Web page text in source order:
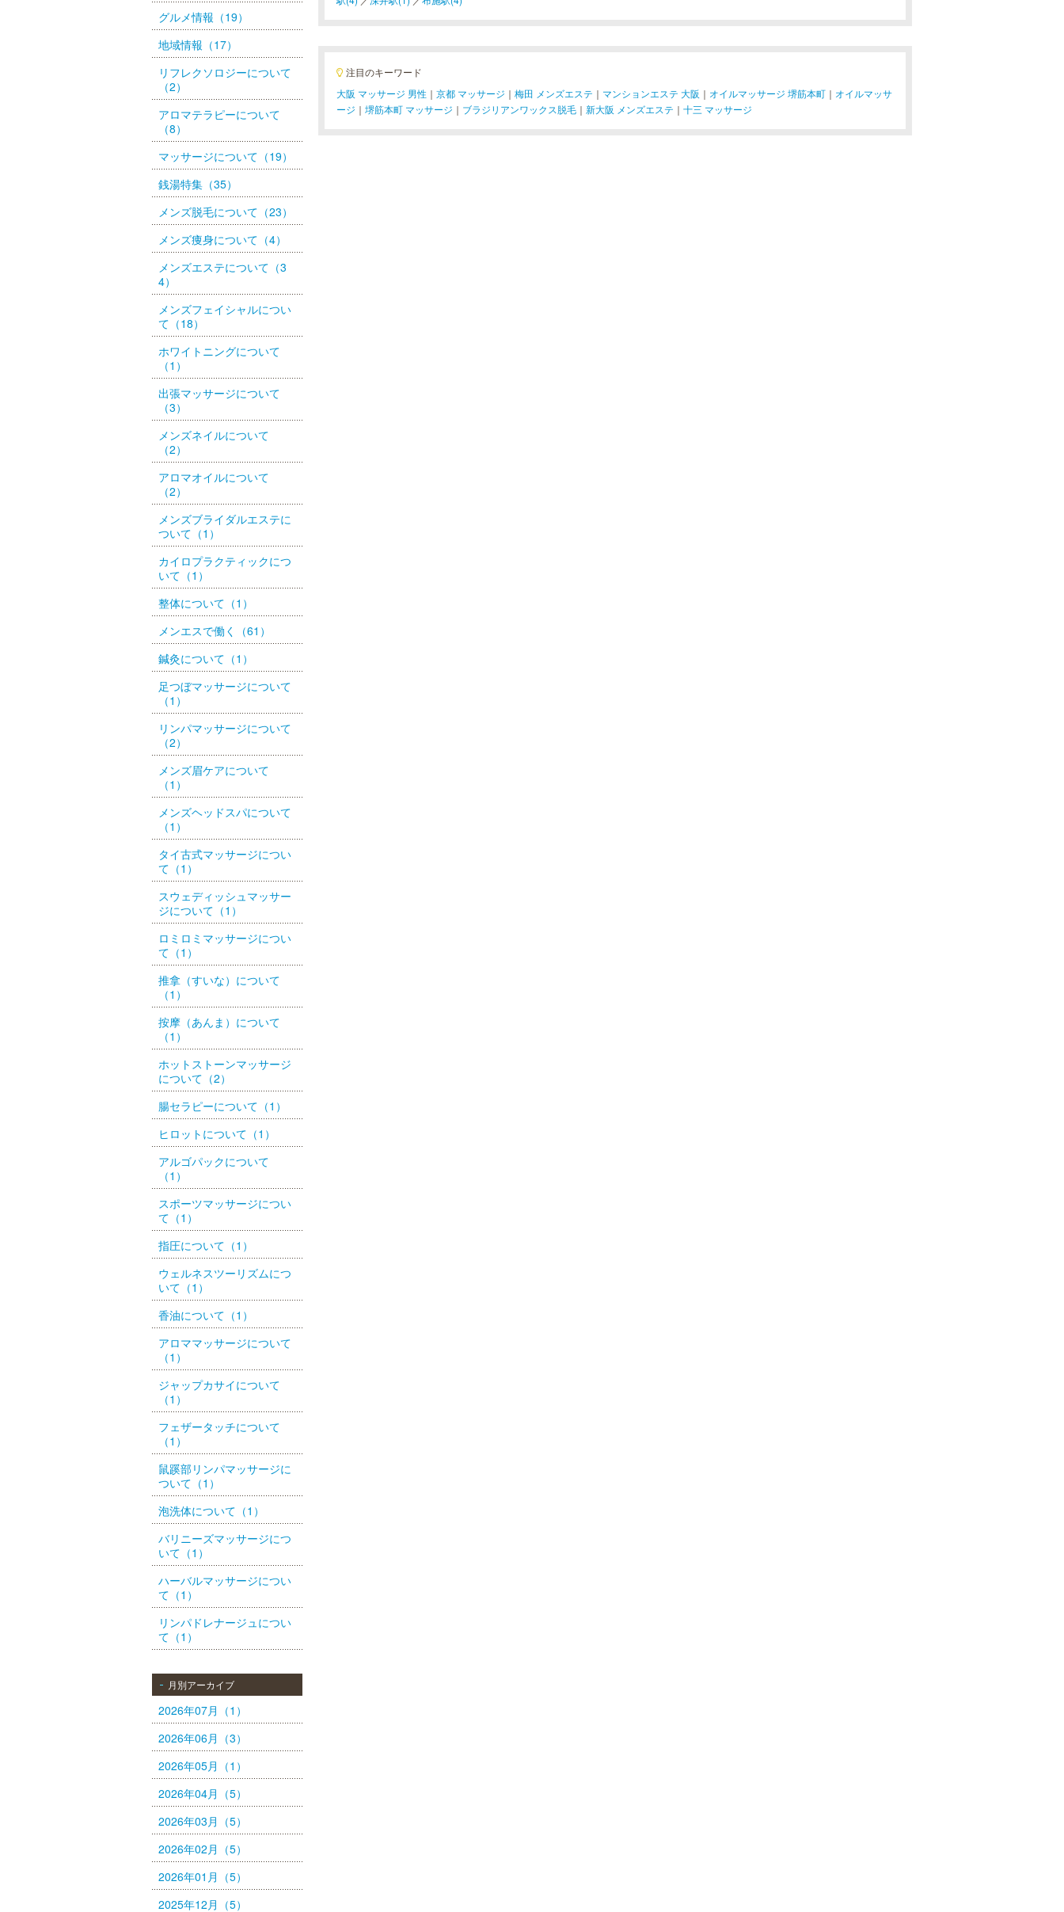
グルメ情報（19）
地域情報（17）
リフレクソロジーについて
（2）
アロマテラピーについて
（8）
マッサージについて（19）
銭湯特集（35）
メンズ脱毛について（23）
メンズ痩身について（4）
メンズエステについて（3
4）
メンズフェイシャルについ
て（18）
ホワイトニングについて
（1）
出張マッサージについて
（3）
メンズネイルについて
（2）
アロマオイルについて
（2）
メンズブライダルエステに
ついて（1）
カイロプラクティックにつ
いて（1）
整体について（1）
メンエスで働く（61）
鍼灸について（1）
足つぼマッサージについて
（1）
リンパマッサージについて
（2）
メンズ眉ケアについて
（1）
メンズヘッドスパについて
（1）
タイ古式マッサージについ
て（1）
スウェディッシュマッサー
ジについて（1）
ロミロミマッサージについ
て（1）
推拿（すいな）について
（1）
按摩（あんま）について
（1）
ホットストーンマッサージ
について（2）
腸セラピーについて（1）
ヒロットについて（1）
アルゴパックについて
（1）
スポーツマッサージについ
て（1）
指圧について（1）
ウェルネスツーリズムにつ
いて（1）
香油について（1）
アロママッサージについて
（1）
ジャップカサイについて
（1）
フェザータッチについて
（1）
鼠蹊部リンパマッサージに
ついて（1）
泡洗体について（1）
バリニーズマッサージにつ
いて（1）
ハーバルマッサージについ
て（1）
リンパドレナージュについ
て（1）
月別アーカイブ
2026年07月（1）
2026年06月（3）
2026年05月（1）
2026年04月（5）
2026年03月（5）
2026年02月（5）
2026年01月（5）
2025年12月（5）
注目のキーワード
大阪 マッサージ 男性 ｜ 京都 マッサージ ｜ 梅田 メンズエステ ｜ マンションエステ 大阪 ｜ オイルマッサージ 堺筋本町 ｜ オイルマッサ
ージ ｜ 堺筋本町 マッサージ ｜ ブラジリアンワックス脱毛 ｜ 新大阪 メンズエステ ｜ 十三 マッサージ